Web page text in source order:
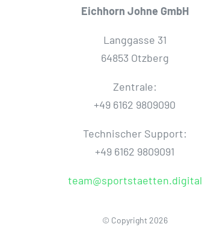
Eichhorn Johne GmbH
Langgasse 31
64853 Otzberg
Zentrale:
+49 6162 9809090
Technischer Support:
+49 6162 9809091
team@sportstaetten.digital
© Copyright 2026